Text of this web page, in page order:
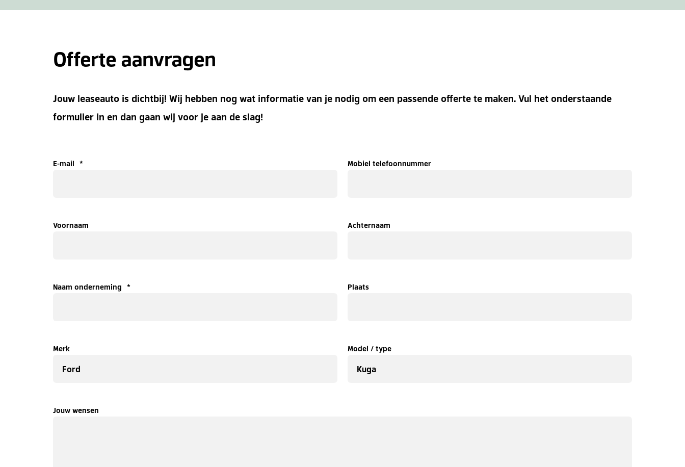
Offerte aanvragen
Jouw leaseauto is dichtbij! Wij hebben nog wat informatie van je nodig om een passende offerte te maken. Vul het onderstaande
formulier in en dan gaan wij voor je aan de slag!
E-mail * Mobiel telefoonnummer
Voornaam Achternaam
Naam onderneming * Plaats
Merk Model / type
Jouw wensen